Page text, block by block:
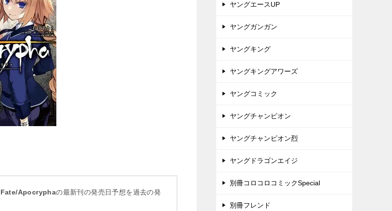
Fate/Apocryphaの最新刊の発売日予想を過去の発
ヤングエースUP
ヤングガンガン
ヤングキング
ヤングキングアワーズ
ヤングコミック
ヤングチャンピオン
ヤングチャンピオン烈
ヤングドラゴンエイジ
別冊コロコロコミックSpecial
別冊フレンド